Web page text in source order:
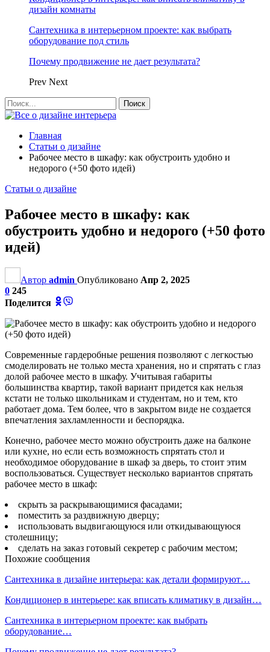
дизайн комнаты
Сантехника в интерьерном проекте: как выбрать
оборудование под стиль
Почему продвижение не дает результата?
Prev Next
Главная
Статьи о дизайне
Рабочее место в шкафу: как обустроить удобно и
недорого (+50 фото идей)
Статьи о дизайне
Рабочее место в шкафу: как
обустроить удобно и недорого (+50 фото
идей)
Автор admin Опубликовано Апр 2, 2025
0 245
Поделится
Современные гардеробные решения позволяют с легкостью
смоделировать не только места хранения, но и спрятать с глаз
долой рабочее место в шкафу. Учитывая габариты
большинства квартир, такой вариант придется как нельзя
кстати не только школьникам и студентам, но и тем, кто
работает дома. Тем более, что в закрытом виде не создается
впечатления захламленности и беспорядка.
Конечно, рабочее место можно обустроить даже на балконе
или кухне, но если есть возможность спрятать стол и
необходимое оборудование в шкаф за дверь, то стоит этим
воспользоваться. Существует несколько вариантов спрятать
рабочее место в шкаф:
скрыть за раскрывающимися фасадами;
поместить за раздвижную дверцу;
использовать выдвигающуюся или откидывающуюся
столешницу;
сделать на заказ готовый секретер с рабочим местом;
Похожие сообщения
Сантехника в дизайне интерьера: как детали формируют…
Кондиционер в интерьере: как вписать климатику в дизайн…
Сантехника в интерьерном проекте: как выбрать
оборудование…